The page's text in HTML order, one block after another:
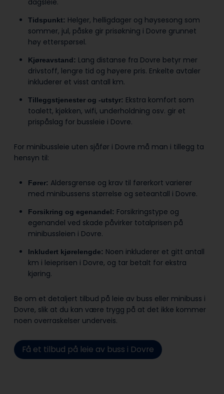
dagsleie.
Tidspunkt: Helger, helligdager og høysesong som
sommer, jul, påske gir prisøkning i Dovre grunnet
høy etterspørsel.
Kjøreavstand: Lang distanse fra Dovre betyr mer
drivstoff, lengre tid og høyere pris. Enkelte avtaler
inkluderer et visst antall km.
Tilleggstjenester og -utstyr: Ekstra komfort som
toalett, kjøkken, wifi, underholdning osv. gir et
prispåslag for bussleie i Dovre.
For minibussleie uten sjåfør i Dovre må man i tillegg ta
hensyn til:
Fører: Aldersgrense og krav til førerkort varierer
med minibussens størrelse og seteantall i Dovre.
Forsikring og egenandel: Forsikringstype og
egenandel ved skade påvirker totalprisen på
minibussleien i Dovre.
Inkludert kjørelengde: Noen inkluderer et gitt antall
km i leieprisen i Dovre, og tar betalt for ekstra
kjøring.
Be om et detaljert tilbud på leie av buss eller minibuss i
Dovre, slik at du kan være trygg på at det ikke kommer
noen overraskelser underveis.
Få et tilbud på leie av buss i Dovre